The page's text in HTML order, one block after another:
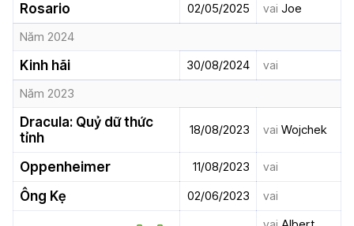
Rosario 02/05/2025 vai Joe
Năm 2024
Kinh hãi 30/08/2024
vai
Năm 2023
Dracula: Quỷ dữ thức
tỉnh
18/08/2023 vai Wojchek
Oppenheimer 11/08/2023 vai
Ông Kẹ 02/06/2023 vai